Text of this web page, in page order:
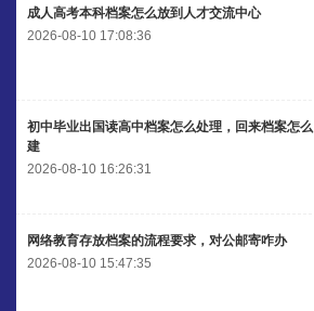
王小姐 185****2848
李先生 135****3338
成人高考本科档案怎么放到人才交流中心
2026-08-10 17:08:36
初中毕业出国读高中档案怎么处理，回来档案怎么
建
2026-08-10 16:26:31
网络教育存放档案的流程要求，对公邮寄咋办
2026-08-10 15:47:35